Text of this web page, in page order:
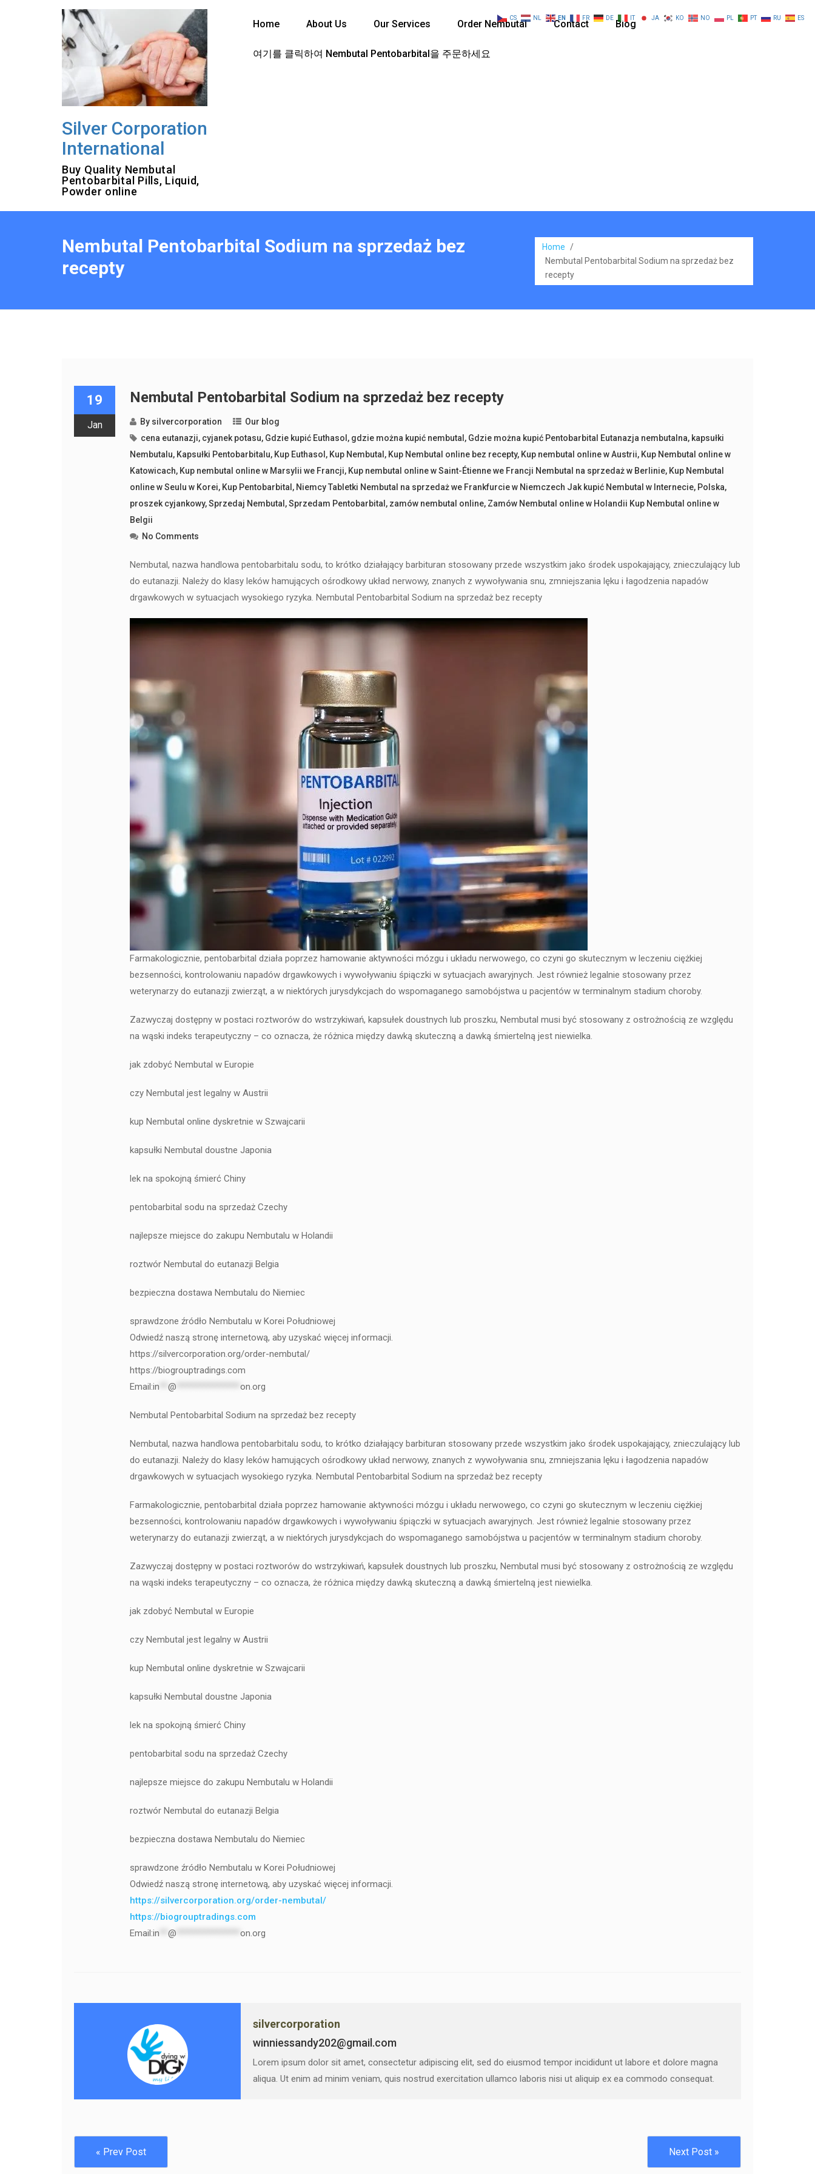
Silver Corporation
International
Buy Quality Nembutal
Pentobarbital Pills, Liquid,
Powder online
Home About Us Our Services Order Nembutal Contact Blog
여기를 클릭하여 Nembutal Pentobarbital을 주문하세요
Nembutal Pentobarbital Sodium na sprzedaż bez
recepty
Home
/
Nembutal Pentobarbital Sodium na sprzedaż bez
recepty
19
Jan
Nembutal Pentobarbital Sodium na sprzedaż bez recepty
By silvercorporation
Our blog
cena eutanazji, cyjanek potasu, Gdzie kupić Euthasol , gdzie można kupić nembutal , Gdzie można kupić Pentobarbital Eutanazja nembutalna, kapsułki
Nembutalu, Kapsułki Pentobarbitalu, Kup Euthasol , Kup Nembutal , Kup Nembutal online bez recepty, Kup nembutal online w Austrii, Kup Nembutal online w
Katowicach, Kup nembutal online w Marsylii we Francji, Kup nembutal online w Saint-Étienne we Francji Nembutal na sprzedaż w Berlinie, Kup Nembutal
online w Seulu w Korei, Kup Pentobarbital , Niemcy Tabletki Nembutal na sprzedaż we Frankfurcie w Niemczech Jak kupić Nembutal w Internecie, Polska,
proszek cyjankowy,Sprzedaj Nembutal ,Sprzedam Pentobarbital , zamów nembutal online, Zamów Nembutal online w Holandii Kup Nembutal online w
Belgii
No Comments
Nembutal, nazwa handlowa pentobarbitalu sodu, to krótko działający barbituran stosowany przede wszystkim jako środek uspokajający, znieczulający lub
do eutanazji. Należy do klasy leków hamujących ośrodkowy układ nerwowy, znanych z wywoływania snu, zmniejszania lęku i łagodzenia napadów
drgawkowych w sytuacjach wysokiego ryzyka. Nembutal Pentobarbital Sodium na sprzedaż bez recepty
Farmakologicznie, pentobarbital działa poprzez hamowanie aktywności mózgu i układu nerwowego, co czyni go skutecznym w leczeniu ciężkiej
bezsenności, kontrolowaniu napadów drgawkowych i wywoływaniu śpiączki w sytuacjach awaryjnych. Jest również legalnie stosowany przez
weterynarzy do eutanazji zwierząt, a w niektórych jurysdykcjach do wspomaganego samobójstwa u pacjentów w terminalnym stadium choroby.
Zazwyczaj dostępny w postaci roztworów do wstrzykiwań, kapsułek doustnych lub proszku, Nembutal musi być stosowany z ostrożnością ze względu
na wąski indeks terapeutyczny – co oznacza, że ​​różnica między dawką skuteczną a dawką śmiertelną jest niewielka.
jak zdobyć Nembutal w Europie
czy Nembutal jest legalny w Austrii
kup Nembutal online dyskretnie w Szwajcarii
kapsułki Nembutal doustne Japonia
lek na spokojną śmierć Chiny
pentobarbital sodu na sprzedaż Czechy
najlepsze miejsce do zakupu Nembutalu w Holandii
roztwór Nembutal do eutanazji Belgia
bezpieczna dostawa Nembutalu do Niemiec
sprawdzone źródło Nembutalu w Korei Południowej
Odwiedź naszą stronę internetową, aby uzyskać więcej informacji.
https://silvercorporation.org/order-nembutal/
https://biogrouptradings.com
Email:in @ on.org
Nembutal Pentobarbital Sodium na sprzedaż bez recepty
Nembutal, nazwa handlowa pentobarbitalu sodu, to krótko działający barbituran stosowany przede wszystkim jako środek uspokajający, znieczulający lub
do eutanazji. Należy do klasy leków hamujących ośrodkowy układ nerwowy, znanych z wywoływania snu, zmniejszania lęku i łagodzenia napadów
drgawkowych w sytuacjach wysokiego ryzyka. Nembutal Pentobarbital Sodium na sprzedaż bez recepty
Farmakologicznie, pentobarbital działa poprzez hamowanie aktywności mózgu i układu nerwowego, co czyni go skutecznym w leczeniu ciężkiej
bezsenności, kontrolowaniu napadów drgawkowych i wywoływaniu śpiączki w sytuacjach awaryjnych. Jest również legalnie stosowany przez
weterynarzy do eutanazji zwierząt, a w niektórych jurysdykcjach do wspomaganego samobójstwa u pacjentów w terminalnym stadium choroby.
Zazwyczaj dostępny w postaci roztworów do wstrzykiwań, kapsułek doustnych lub proszku, Nembutal musi być stosowany z ostrożnością ze względu
na wąski indeks terapeutyczny – co oznacza, że ​​różnica między dawką skuteczną a dawką śmiertelną jest niewielka.
jak zdobyć Nembutal w Europie
czy Nembutal jest legalny w Austrii
kup Nembutal online dyskretnie w Szwajcarii
kapsułki Nembutal doustne Japonia
lek na spokojną śmierć Chiny
pentobarbital sodu na sprzedaż Czechy
najlepsze miejsce do zakupu Nembutalu w Holandii
roztwór Nembutal do eutanazji Belgia
bezpieczna dostawa Nembutalu do Niemiec
sprawdzone źródło Nembutalu w Korei Południowej
Odwiedź naszą stronę internetową, aby uzyskać więcej informacji.
https://silvercorporation.org/order-nembutal/
https://biogrouptradings.com
Email:in @ on.org
silvercorporation
winniessandy202@gmail.com
Lorem ipsum dolor sit amet, consectetur adipiscing elit, sed do eiusmod tempor incididunt ut labore et dolore magna
aliqua. Ut enim ad minim veniam, quis nostrud exercitation ullamco laboris nisi ut aliquip ex ea commodo consequat.
« Prev Post Next Post »
CS NL EN FR DE IT JA KO NO PL PT RU ES